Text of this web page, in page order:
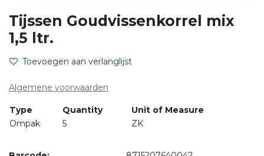
Tijssen Goudvissenkorrel mix
1,5 ltr.
Toevoegen aan verlanglijst
Algemene voorwaarden
Type Quantity
Unit of Measure
Ompak
5 ZK